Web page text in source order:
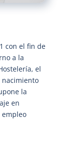
con el fin de
a la
el
nacimiento
la
en